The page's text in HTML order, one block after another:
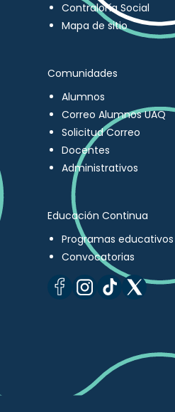
Contraloría Social
Mapa de sitio
Comunidades
Alumnos
Correo Alumnos UAQ
Solicitud Correo
Docentes
Administrativos
Educación Continua
Programas educativos
Convocatorias